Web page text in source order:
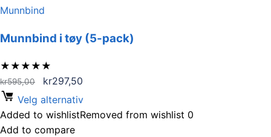
Munnbind
Munnbind i tøy (5-pack)
★ ★ ★ ★ ★
kr595,00
Opprinnelig
pris
var:
kr595,00.
kr297,50
pris
er:
Velg alternativ
Added to wishlistRemoved from wishlist 0
Add to compare